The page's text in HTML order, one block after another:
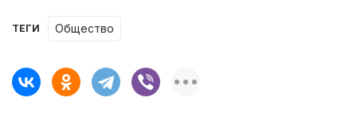
ТЕГИ Общество